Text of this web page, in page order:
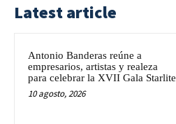
Latest article
Antonio Banderas reúne a
empresarios, artistas y realeza
para celebrar la XVII Gala Starlite
10 agosto, 2026